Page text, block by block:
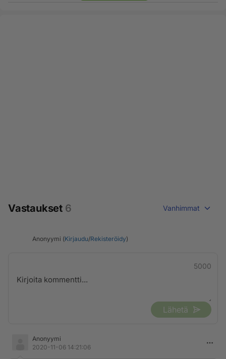
Vastaukset 6 Vanhimmat
Anonyymi (Kirjaudu/Rekisteröidy)
5000
Lähetä
Anonyymi
2020-11-06 14:21:06